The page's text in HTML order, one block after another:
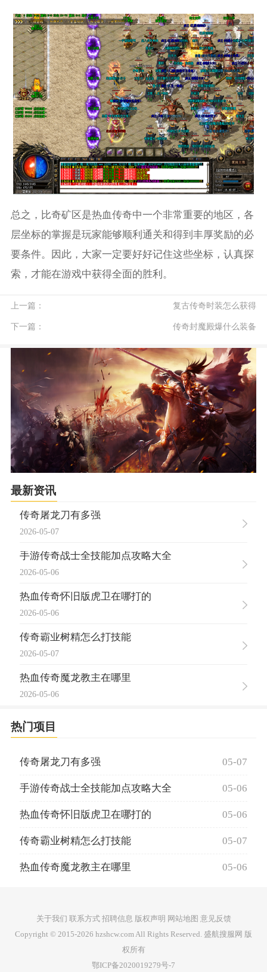
总之，比奇矿区是热血传奇中一个非常重要的地区，各
层坐标的掌握是玩家能够顺利通关和得到丰厚奖励的必
要条件。因此，大家一定要好好记住这些坐标，认真探
索，才能在游戏中获得全面的胜利。
上一篇： 复古传奇时装怎么获得
下一篇： 传奇封魔殿爆什么装备
最新资讯
传奇屠龙刀有多强
2026-05-07
手游传奇战士全技能加点攻略大全
2026-05-06
热血传奇怀旧版虎卫在哪打的
2026-05-06
传奇霸业树精怎么打技能
2026-05-07
热血传奇魔龙教主在哪里
2026-05-06
热门项目
传奇屠龙刀有多强 05-07
手游传奇战士全技能加点攻略大全 05-06
热血传奇怀旧版虎卫在哪打的 05-06
传奇霸业树精怎么打技能 05-07
热血传奇魔龙教主在哪里 05-06
关于我们 联系方式 招聘信息 版权声明 网站地图 意见反馈
Copyright © 2015-2026 hzshcw.com All Rights Reserved. 盛航搜服网 版
权所有
鄂ICP备2020019279号-7